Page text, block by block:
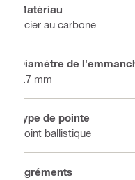
Matériau
Acier au carbone
Diamètre de
3.7 mm
Type de pointe
Point ballistique
Agréments